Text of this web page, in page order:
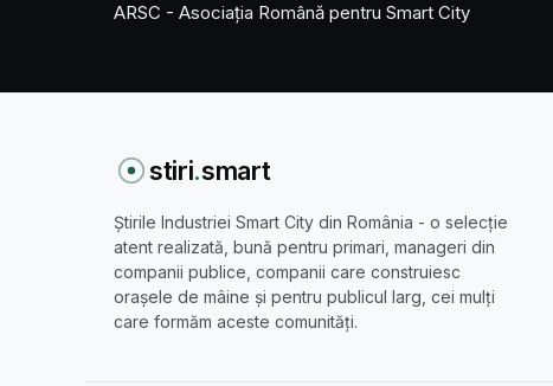
ARSC - Asociația Română pentru Smart City
stiri.smart
Știrile Industriei Smart City din România - o selecție
atent realizată, bună pentru primari, manageri din
companii publice, companii care construiesc
orașele de mâine și pentru publicul larg, cei mulți
care formăm aceste comunități.